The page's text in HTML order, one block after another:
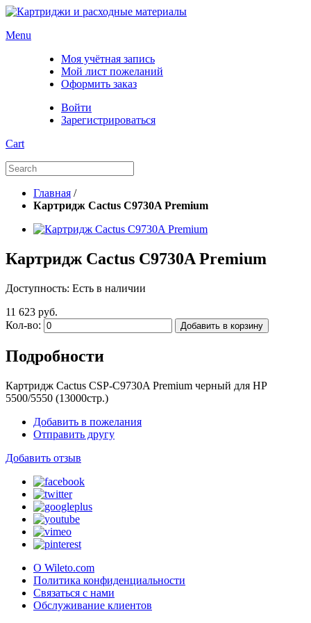
Menu
Моя учётная запись
Мой лист пожеланий
Оформить заказ
Войти
Зарегистрироваться
Cart
Главная /
Картридж Cactus C9730A Premium
Картридж Cactus C9730A Premium
Доступность: Есть в наличии
11 623 руб.
Кол-во:
Добавить в корзину
Подробности
Картридж Cactus CSP-C9730A Premium черный для HP
5500/5550 (13000стр.)
Добавить в пожелания
Отправить другу
Добавить отзыв
О Wileto.com
Политика конфиденциальности
Связаться с нами
Обслуживание клиентов